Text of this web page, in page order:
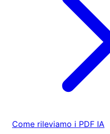
Come rileviamo i PDF IA